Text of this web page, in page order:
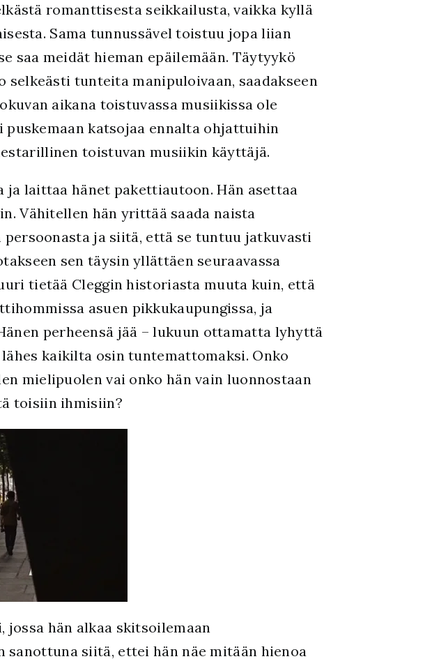
romanttisesta seikkailusta, vaikka kyllä
Sama tunnussävel toistuu jopa liian
saa meidät hieman epäilemään. Täytyykö
tunteita manipuloivaan, saadakseen
aikana toistuvassa musiikissa ole
katsojaa ennalta ohjattuihin
toistuvan musiikin käyttäjä.
laittaa hänet pakettiautoon. Hän asettaa
Vähitellen hän yrittää saada naista
ja siitä, että se tuntuu jatkuvasti
sen täysin yllättäen seuraavassa
tietää Cleggin historiasta muuta kuin, että
asuen pikkukaupungissa, ja
perheensä jää – lukuun ottamatta lyhyttä
kaikilta osin tuntemattomaksi. Onko
mielipuolen vai onko hän vain luonnostaan
toisiin ihmisiin?
jossa hän alkaa skitsoilemaan
siitä, ettei hän näe mitään hienoa